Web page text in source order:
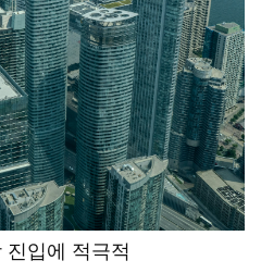
진입에 적극적